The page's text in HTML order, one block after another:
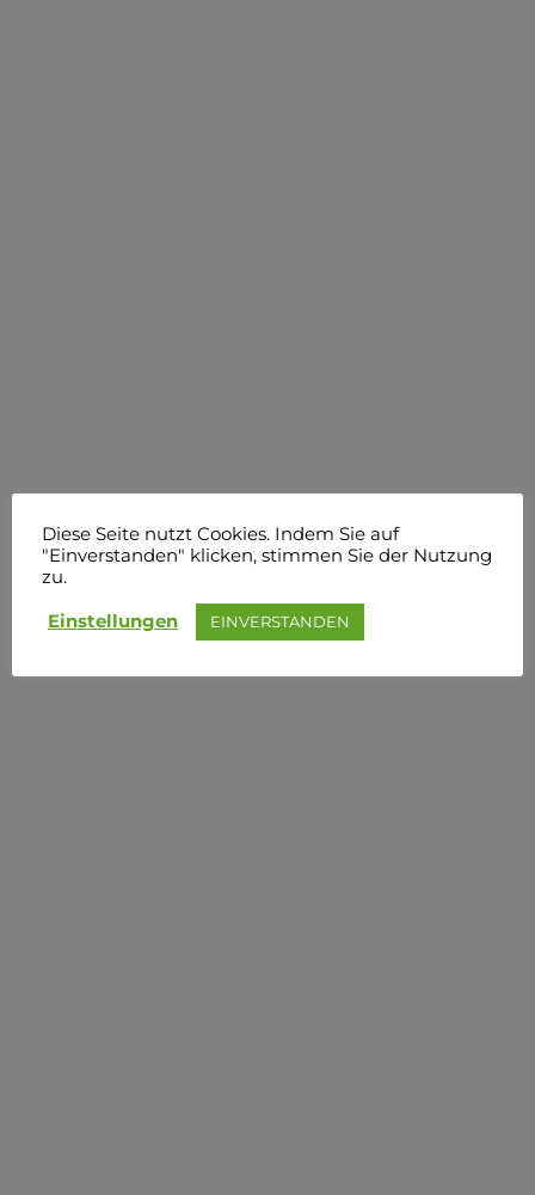
Diese Seite nutzt Cookies. Indem Sie auf
"Einverstanden" klicken, stimmen Sie der Nutzung
zu.
Einstellungen EINVERSTANDEN